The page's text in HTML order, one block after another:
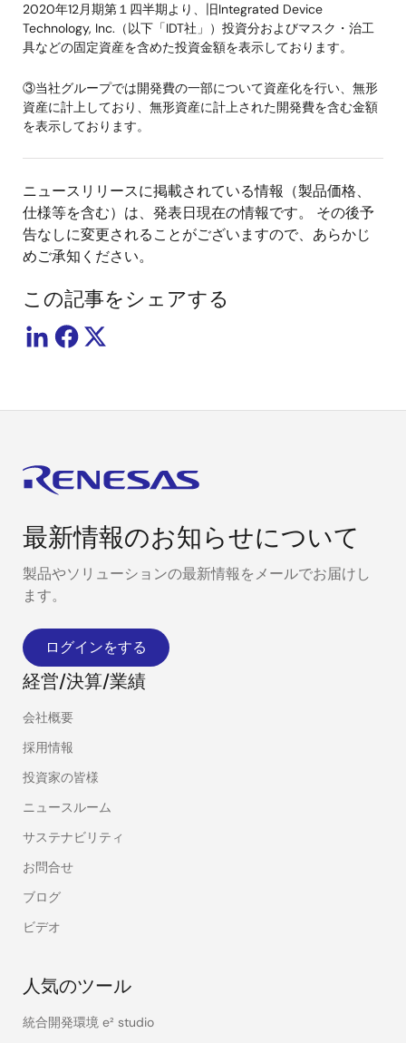
2020年12月期第１四半期より、旧Integrated Device
Technology, Inc.（以下「IDT社」）投資分およびマスク・治工
具などの固定資産を含めた投資金額を表示しております。
③当社グループでは開発費の一部について資産化を行い、無形
資産に計上しており、無形資産に計上された開発費を含む金額
を表示しております。
ニュースリリースに掲載されている情報（製品価格、
仕様等を含む）は、発表日現在の情報です。 その後予
告なしに変更されることがございますので、あらかじ
めご承知ください。
この記事をシェアする
最新情報のお知らせについて
製品やソリューションの最新情報をメールでお届けし
ます。
ログインをする
経営/決算/業績
会社概要
採用情報
投資家の皆様
ニュースルーム
サステナビリティ
お問合せ
ブログ
ビデオ
人気のツール
統合開発環境 e² studio